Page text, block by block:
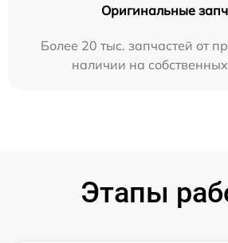
Оригинальные
Более 20 тыс. запчастей от
наличии на
Этапы